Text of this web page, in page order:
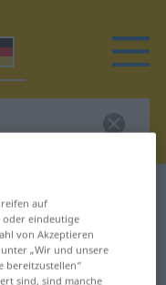
auf
oder eindeutige
von Akzeptieren
„Wir und unsere
bereitzustellen“
sind, sind manche